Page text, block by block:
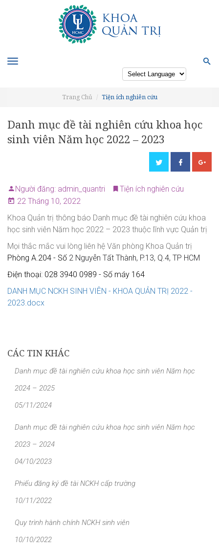
Toggle
Trang Chủ Tiện ích nghiên cứu
Danh mục đề tài nghiên cứu khoa học
sinh viên Năm học 2022 – 2023
Người đăng: admin_quantri
Tiện ích nghiên cứu
22 Tháng 10, 2022
Khoa Quản trị thông báo Danh mục đề tài nghiên cứu khoa
học sinh viên Năm học 2022 – 2023 thuộc lĩnh vực Quản trị
Mọi thắc mắc vui lòng liên hệ Văn phòng Khoa Quản trị
Phòng A.204 - Số 2 Nguyễn Tất Thành, P.13, Q.4, TP HCM
Điện thoại: 028 3940 0989 - Số máy 164
DANH MỤC NCKH SINH VIÊN - KHOA QUẢN TRỊ 2022 -
2023.docx
CÁC TIN KHÁC
Danh mục đề tài nghiên cứu khoa học sinh viên Năm học
2024 – 2025
05/11/2024
Danh mục đề tài nghiên cứu khoa học sinh viên Năm học
2023 – 2024
04/10/2023
Phiếu đăng ký đề tài NCKH cấp trường
10/11/2022
Quy trình hành chính NCKH sinh viên
10/10/2022